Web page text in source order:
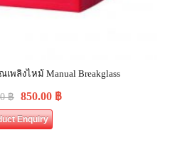
ลิงไหม้ Manual Breakglass
฿ 850.00 ฿
Enquiry